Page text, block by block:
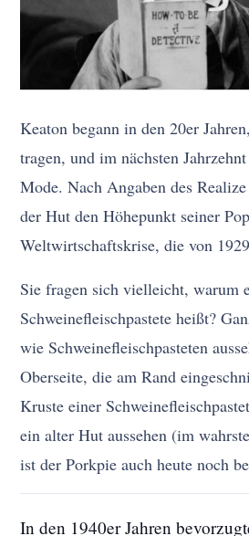
Keaton begann in den 20er
tragen, und im nächsten
Mode. Nach Angaben des
der Hut den Höhepunkt seiner
Weltwirtschaftskrise, die von
Sie fragen sich vielleicht, warum
Schweinefleischpastete heißt?
wie Schweinefleischpasteten
Oberseite, die am Rand
Kruste einer
ein alter Hut aussehen (im
ist der Porkpie auch heute noch
In den 1940er Jahren